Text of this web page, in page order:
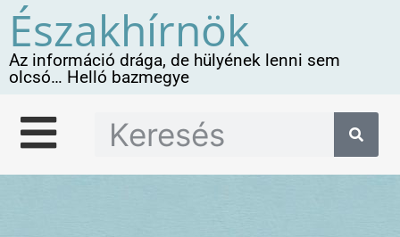
Északhírnök
Az információ drága, de hülyének lenni sem
olcsó… Helló bazmegye